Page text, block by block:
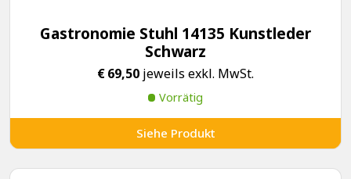
Gastronomie Stuhl 14135 Kunstleder
Schwarz
€69,50 jeweils exkl. MwSt.
Vorrätig
Siehe Produkt